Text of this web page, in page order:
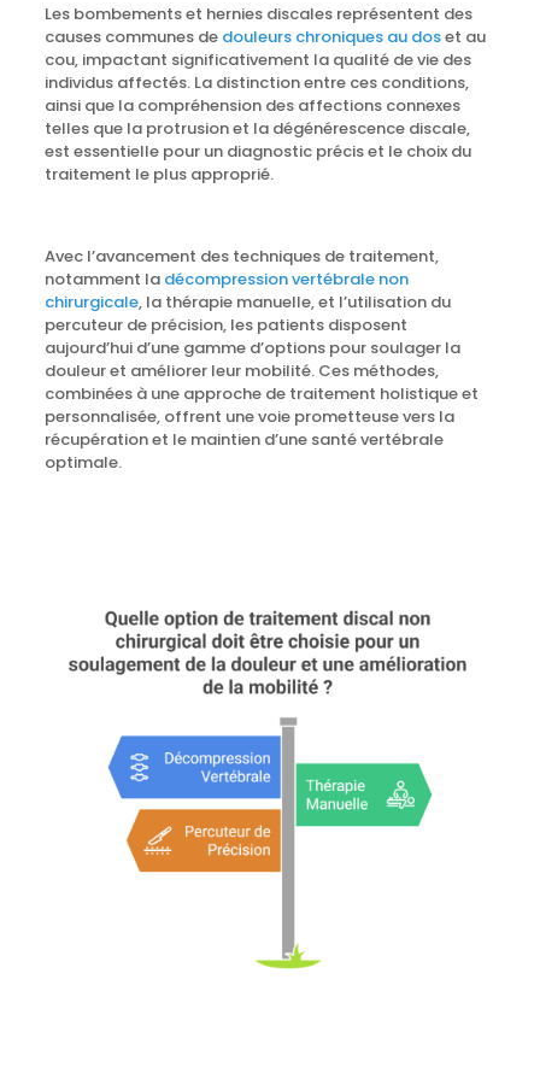
Les bombements et hernies discales représentent des
causes communes de douleurs chroniques au doset au
cou, impactant significativement la qualité de vie des
individus affectés. La distinction entre ces conditions,
ainsi que la compréhension des affections connexes
telles que la protrusion et la dégénérescence discale,
est essentielle pour un diagnostic précis et le choix du
traitement le plus approprié.
Avec l’avancement des techniques de traitement,
notamment la décompression vertébrale non
chirurgicale, la thérapie manuelle, et l’utilisation du
percuteur de précision, les patients disposent
aujourd’hui d’une gamme d’options pour soulager la
douleur et améliorer leur mobilité. Ces méthodes,
combinées à une approche de traitement holistique et
personnalisée, offrent une voie prometteuse vers la
récupération et le maintien d’une santé vertébrale
optimale.